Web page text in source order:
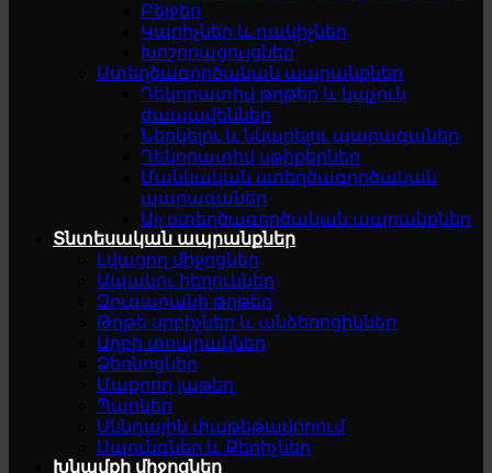
Բեյջեր
Կարիչներ և դակիչներ
Խոշորացույցներ
Ստեղծագործական ապրանքներ
Դեկորատիվ թղթեր և կպչուն
ժապավեններ
Ներկելու և նկարելու պարագաներ
Դեկորատիվ սթիքերներ
Մանկական ստեղծագործական
պարագաներ
Այլ ստեղծագործական ապրանքներ
Տնտեսական ապրանքներ
Լվացող միջոցներ
Ապակու հեղուկներ
Զուգարանի թղթեր
Թղթե սրբիչներ և անձեռոցիկներ
Աղբի տոպրակներ
Ձեռնոցներ
Մաքրող լաթեր
Պարկեր
Սննդային փաթեթավորում
Սպունգներ և Քերիչներ
Խնամքի միջոցներ